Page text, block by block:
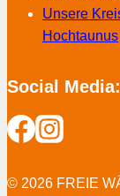
Unsere
Hochtaunus
Social Media:
© 2026 FREIE